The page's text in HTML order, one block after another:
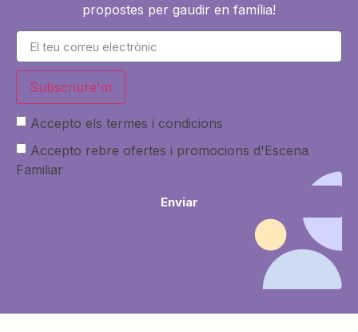
propostes per gaudir en família!
Subscriure'm
Accepto els termes i condicions
Accepto rebre ofertes i promocions d'Escena
Familiar
Enviar